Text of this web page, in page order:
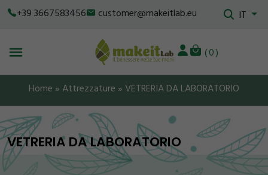
IT
+39 3667583456 customer@makeitlab.eu
0
Home » Attrezzature » VETRERIA DA LABORATORIO
VETRERIA DA LABORATORIO